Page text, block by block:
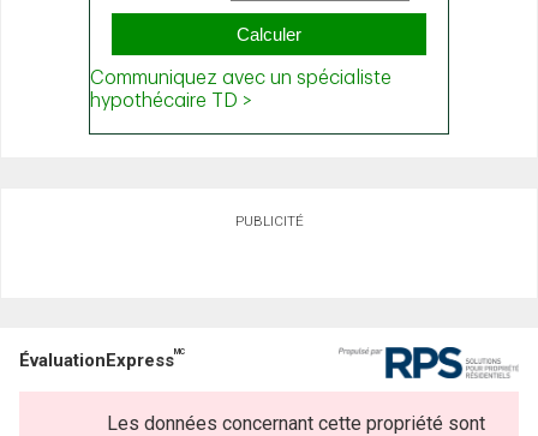
PUBLICITÉ
ÉvaluationExpressMC
Les données concernant cette propriété sont